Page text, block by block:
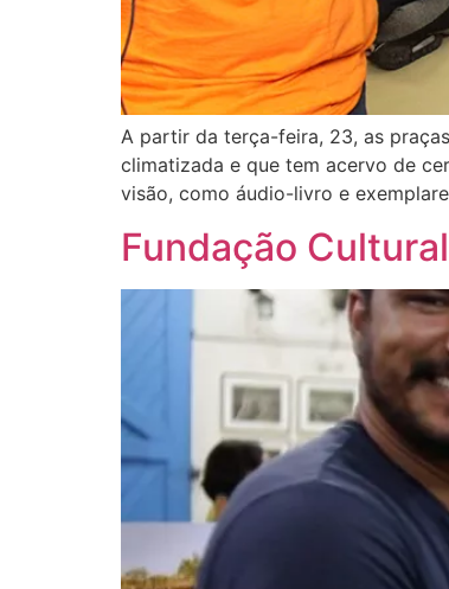
A partir da terça-feira, 23, as
climatizada e que tem acervo de
visão, como áudio-livro e
Fundação